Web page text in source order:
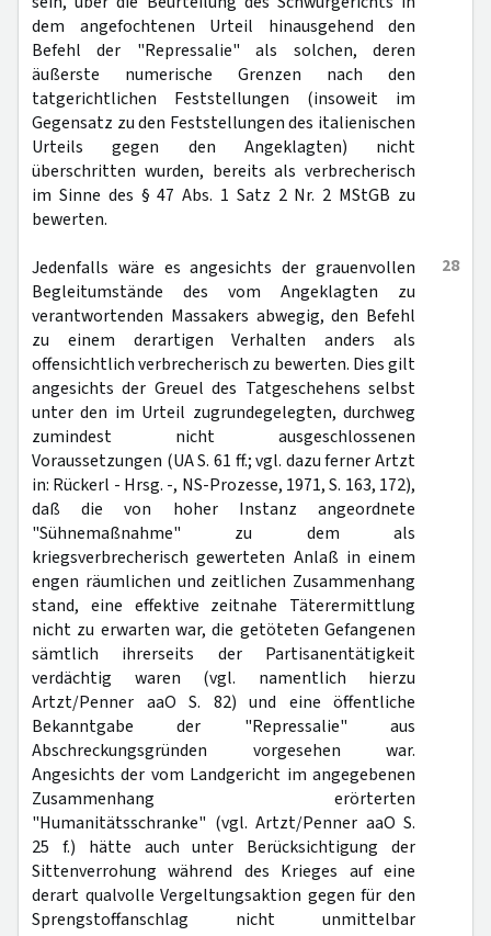
dem angefochtenen Urteil hinausgehend den
Befehl der "Repressalie" als solchen, deren
äußerste numerische Grenzen nach den
tatgerichtlichen Feststellungen (insoweit im
Gegensatz zu den Feststellungen des italienischen
Urteils gegen den Angeklagten) nicht
überschritten wurden, bereits als verbrecherisch
im Sinne des § 47 Abs. 1 Satz 2 Nr. 2 MStGB zu
bewerten.
28
Jedenfalls wäre es angesichts der grauenvollen
Begleitumstände des vom Angeklagten zu
verantwortenden Massakers abwegig, den Befehl
zu einem derartigen Verhalten anders als
offensichtlich verbrecherisch zu bewerten. Dies gilt
angesichts der Greuel des Tatgeschehens selbst
unter den im Urteil zugrundegelegten, durchweg
zumindest nicht ausgeschlossenen
Voraussetzungen (UA S. 61 ff.; vgl. dazu ferner Artzt
in: Rückerl - Hrsg. -, NS-Prozesse, 1971, S. 163, 172),
daß die von hoher Instanz angeordnete
"Sühnemaßnahme" zu dem als
kriegsverbrecherisch gewerteten Anlaß in einem
engen räumlichen und zeitlichen Zusammenhang
stand, eine effektive zeitnahe Täterermittlung
nicht zu erwarten war, die getöteten Gefangenen
sämtlich ihrerseits der Partisanentätigkeit
verdächtig waren (vgl. namentlich hierzu
Artzt/Penner aaO S. 82) und eine öffentliche
Bekanntgabe der "Repressalie" aus
Abschreckungsgründen vorgesehen war.
Angesichts der vom Landgericht im angegebenen
Zusammenhang erörterten
"Humanitätsschranke" (vgl. Artzt/Penner aaO S.
25 f.) hätte auch unter Berücksichtigung der
Sittenverrohung während des Krieges auf eine
derart qualvolle Vergeltungsaktion gegen für den
Sprengstoffanschlag nicht unmittelbar